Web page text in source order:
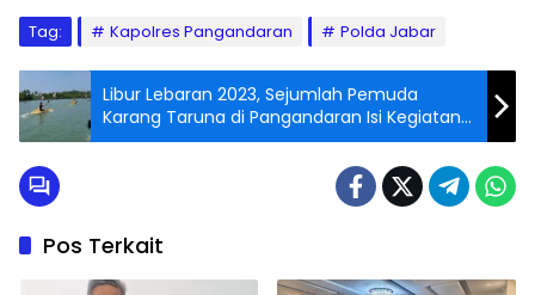
Tag: Kapolres Pangandaran Polda Jabar
Libur Lebaran 2023, Sejumlah Pemuda
Karang Taruna di Pangandaran Isi Kegiatan
dengan Balap Kano
Pos Terkait